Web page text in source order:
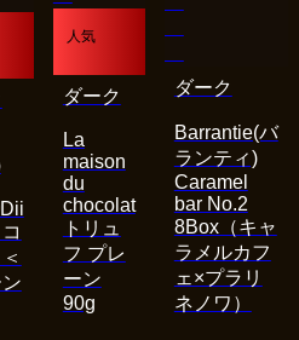
人気
La
maison
du
chocolat
トリュ
フ プレ
ーン
90g
ダーク
Barrantie(バ
ランティ)
Caramel
bar No.2
8Box（キャ
ラメルカフ
ェ×プラリ
ネノワ）
ダーク